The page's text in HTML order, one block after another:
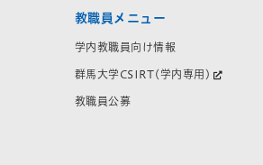
教職員メニュー
学内教職員向け情報
群馬大学CSIRT(学内専用)
教職員公募